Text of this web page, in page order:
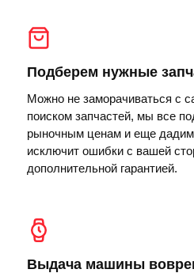
Подберем нужные
Можно не заморачиваться с
поиском запчастей, мы все
рыночным ценам и еще дадим
исключит ошибки с вашей
дополнительной гарантией.
Выдача машины